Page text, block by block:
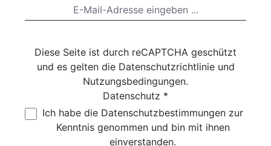
Diese Seite ist durch reCAPTCHA geschützt
und es gelten die Datenschutzrichtlinieund
Nutzungsbedingungen.
Datenschutz *
Ich habe die Datenschutzbestimmungen zur
Kenntnis genommen und bin mit ihnen
einverstanden.